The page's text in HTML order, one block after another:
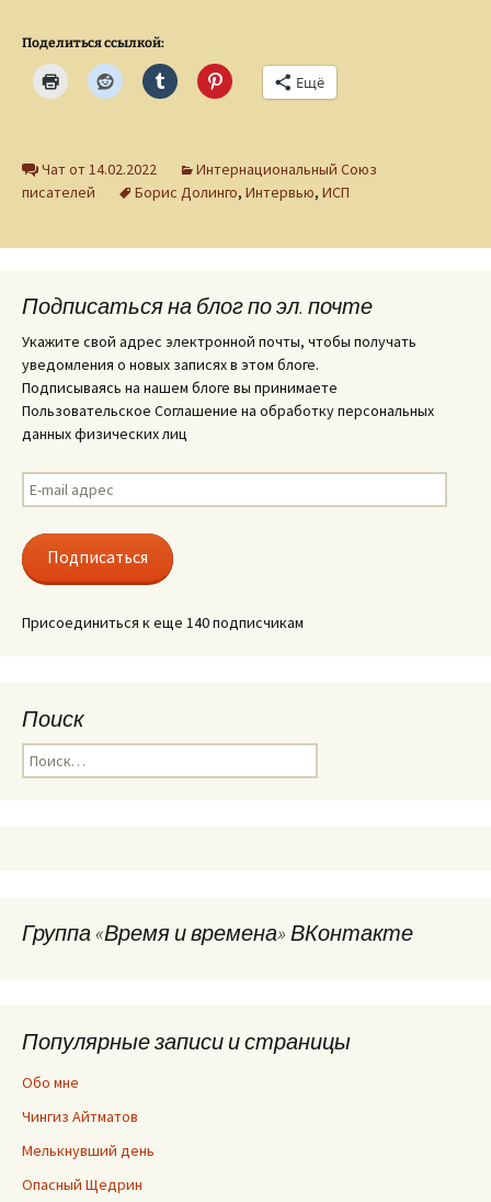
Поделиться ссылкой:
Ещё
Чат от 14.02.2022
Интернациональный Союз
писателей
Борис Долинго, Интервью, ИСП
Подписаться на блог по эл. почте
Укажите свой адрес электронной почты, чтобы получать
уведомления о новых записях в этом блоге.
Подписываясь на нашем блоге вы принимаете
Пользовательское Соглашение на обработку персональных
данных физических лиц
E-
mail
Подписаться
Присоединиться к еще 140 подписчикам
Поиск
Найти:
Группа «Время и времена» ВКонтакте
Популярные записи и страницы
Обо мне
Чингиз Айтматов
Мелькнувший день
Опасный Щедрин